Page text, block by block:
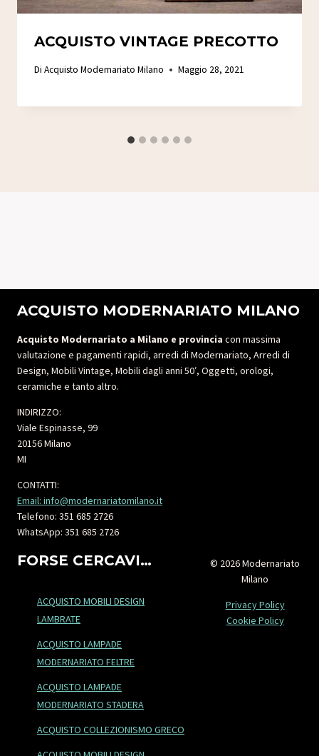
ACQUISTO VINTAGE PRECOTTO
Di Acquisto Modernariato Milano Maggio 28, 2021
ACQUISTO MODERNARIATO MILANO
Acquisto Modernariato a Milano e provincia con massima
valutazione e pagamenti rapidi, arredi di Modernariato, Arredi di
Design, Mobili Vintage, Mobili dagli anni 50′, Oggetti, orologi,
ceramiche e tanto altro.
INDIRIZZO:
Viale Espinasse, 99
20156 Milano
MI
CONTATTI:
Email: info@modernariatomilano.it
Telefono: 351 685 2726
WhatsApp: 351 685 2726
FORSE CERCAVI…
ACQUISTO MOBILI DESIGN
LAMBRATE
ACQUISTO LAMPADE
MODERNARIATO FELTRE
ACQUISTO LAMPADE
MODERNARIATO STADERA
ACQUISTO COLLEZIONISMO GRECO
© 2026 Modernariato
Milano
Privacy Policy
Cookie Policy